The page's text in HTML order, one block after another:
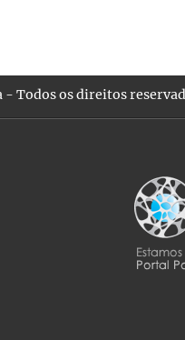
- Todos os direitos